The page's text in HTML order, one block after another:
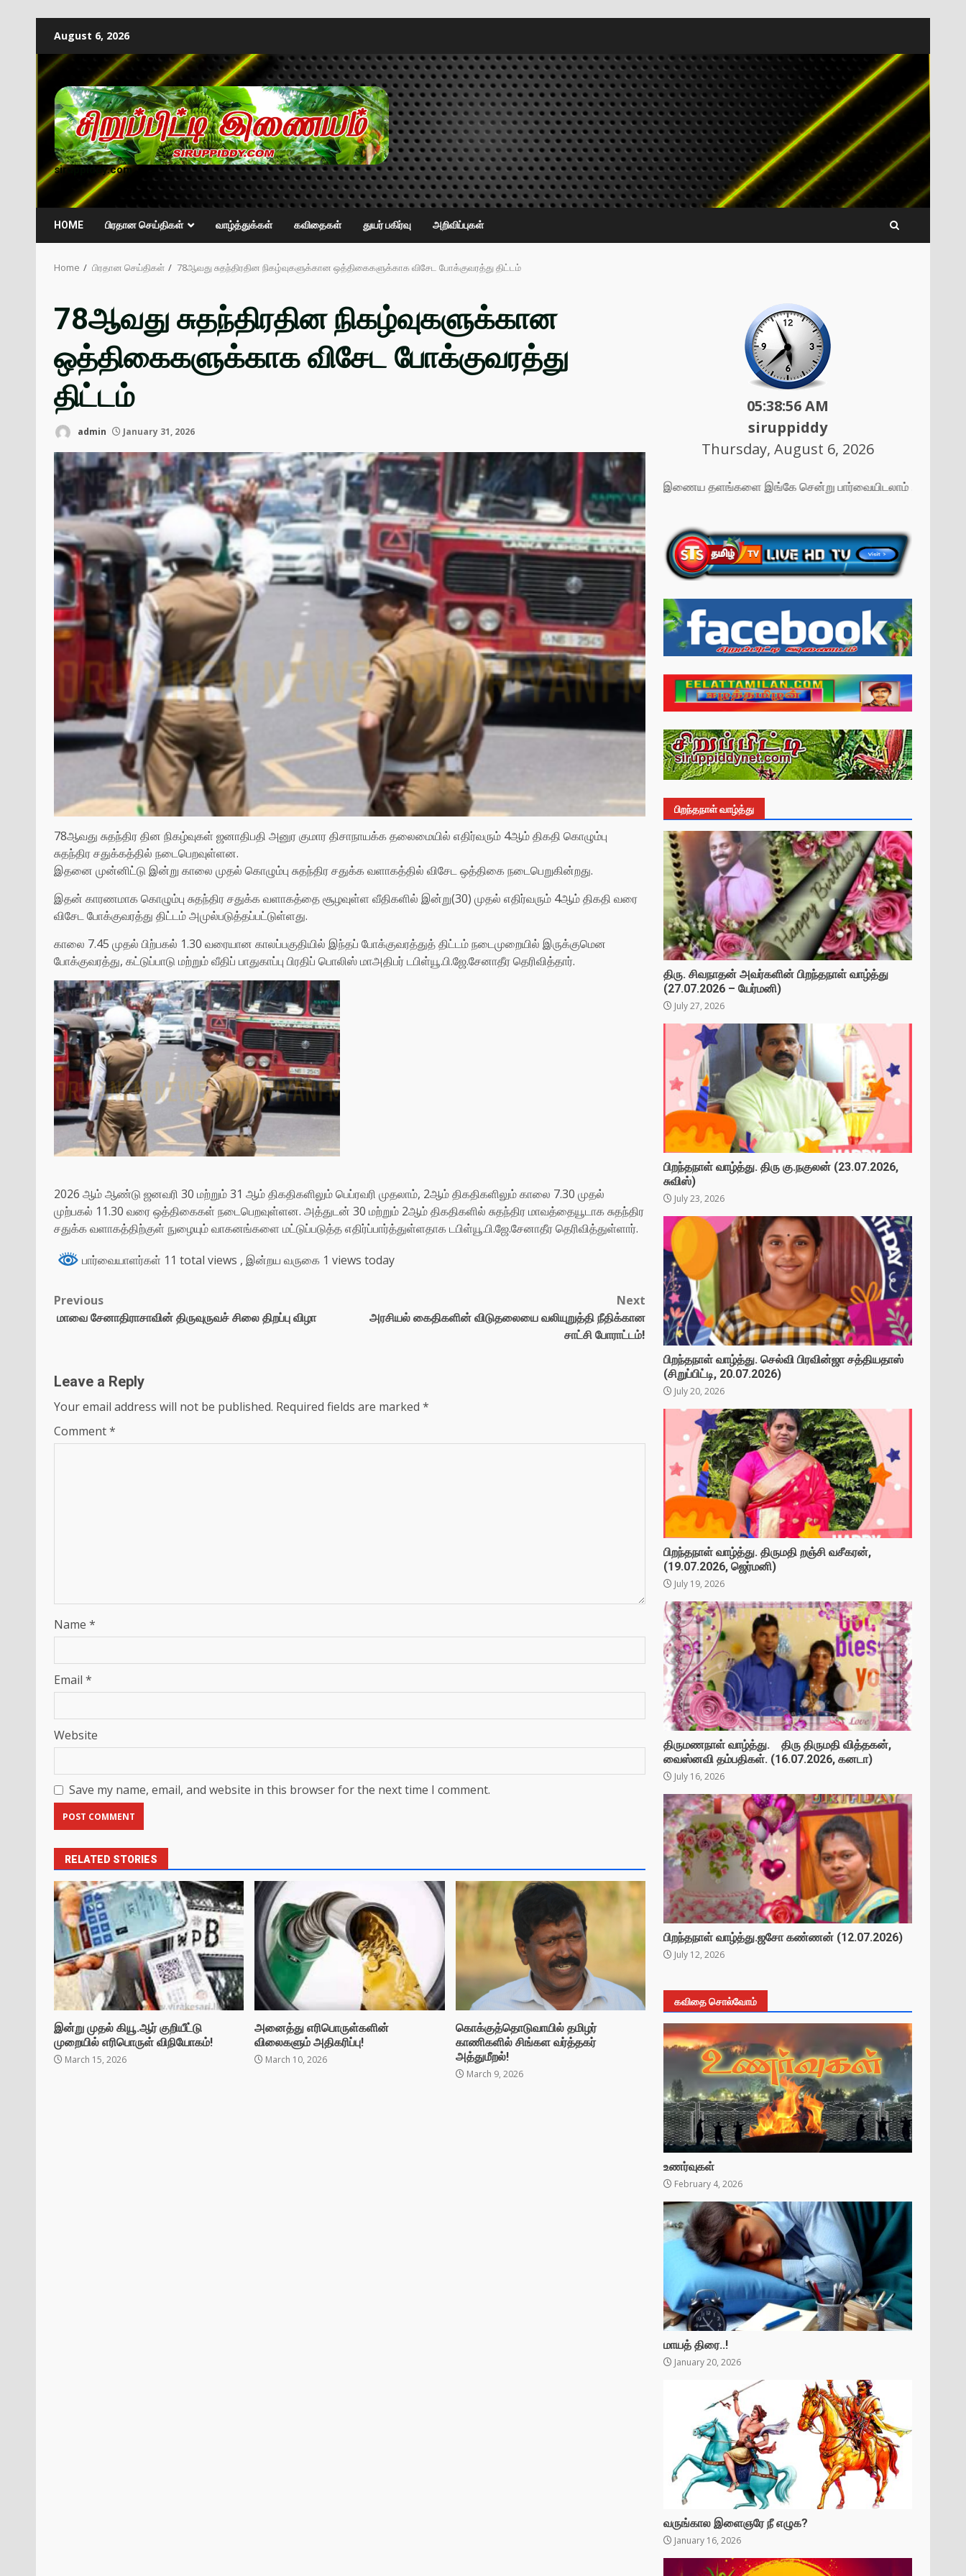
August 6, 2026
siruppiddy.com
HOME பிரதான செய்திகள் வாழ்த்துக்கள் கவிதைகள் துயர் பகிர்வு அறிவிப்புகள்
Home பிரதான செய்திகள் 78ஆவது சுதந்திரதின நிகழ்வுகளுக்கான ஒத்திகைகளுக்காக விசேட போக்குவரத்து திட்டம்
78ஆவது சுதந்திரதின நிகழ்வுகளுக்கான
ஒத்திகைகளுக்காக விசேட போக்குவரத்து
திட்டம்
admin January 31, 2026
78ஆவது சுதந்திர தின நிகழ்வுகள் ஜனாதிபதி அனுர குமார திசாநாயக்க தலைமையில் எதிர்வரும் 4ஆம் திகதி கொழும்பு
சுதந்திர சதுக்கத்தில் நடைபெறவுள்ளன.
இதனை முன்னிட்டு இன்று காலை முதல் கொழும்பு சுதந்திர சதுக்க வளாகத்தில் விசேட ஒத்திகை நடைபெறுகின்றது.
இதன் காரணமாக கொழும்பு சுதந்திர சதுக்க வளாகத்தை சூழவுள்ள வீதிகளில் இன்று(30) முதல் எதிர்வரும் 4ஆம் திகதி வரை
விசேட போக்குவரத்து திட்டம் அமுல்படுத்தப்பட்டுள்ளது.
காலை 7.45 முதல் பிற்பகல் 1.30 வரையான காலப்பகுதியில் இந்தப் போக்குவரத்துத் திட்டம் நடைமுறையில் இருக்குமென
போக்குவரத்து, கட்டுப்பாடு மற்றும் வீதிப் பாதுகாப்பு பிரதிப் பொலிஸ் மாஅதிபர் டபிள்யூ.பி.ஜே.சேனாதீர தெரிவித்தார்.
2026 ஆம் ஆண்டு ஜனவரி 30 மற்றும் 31 ஆம் திகதிகளிலும் பெப்ரவரி முதலாம், 2ஆம் திகதிகளிலும் காலை 7.30 முதல்
முற்பகல் 11.30 வரை ஒத்திகைகள் நடைபெறவுள்ளன. அத்துடன் 30 மற்றும் 2ஆம் திகதிகளில் சுதந்திர மாவத்தையூடாக சுதந்திர
சதுக்க வளாகத்திற்குள் நுழையும் வாகனங்களை மட்டுப்படுத்த எதிர்ப்பார்த்துள்ளதாக டபிள்யூ.பி.ஜே.சேனாதீர தெரிவித்துள்ளார்.
பார்வையாளர்கள் 11 total views , இன்றய வருகை 1 views today
Previous
மாவை சேனாதிராசாவின் திருவுருவச் சிலை திறப்பு விழா
Next
அரசியல் கைதிகளின் விடுதலையை வலியுறுத்தி நீதிக்கான
சாட்சி போராட்டம்!
Leave a Reply
Your email address will not be published. Required fields are marked *
Comment*
Name *
Email *
Website
Save my name, email, and website in this browser for the next time I comment.
RELATED STORIES
இன்று முதல் கியூ.ஆர் குறியீட்டு
முறையில் எரிபொருள் விநியோகம்!
March 15, 2026
அனைத்து எரிபொருள்களின்
விலைகளும் அதிகரிப்பு!
March 10, 2026
கொக்குத்தொடுவாயில் தமிழர்
காணிகளில் சிங்கள வர்த்தகர்
அத்துமீறல்!
March 9, 2026
05:38:58 AM
siruppiddy
Thursday, August 6, 2026
எமது இணைய தளங்களை இங்கே சென்று பார்வையிடலாம் ....
பிறந்தநாள் வாழ்த்து
திரு. சிவநாதன் அவர்களின் பிறந்தநாள் வாழ்த்து
(27.07.2026 – யேர்மனி)
July 27, 2026
பிறந்தநாள் வாழ்த்து. திரு கு.நகுலன் (23.07.2026,
சுவிஸ்)
July 23, 2026
பிறந்தநாள் வாழ்த்து. செல்வி பிரவின்ஜா சத்தியதாஸ்
(சிறுப்பிட்டி, 20.07.2026)
July 20, 2026
பிறந்தநாள் வாழ்த்து. திருமதி றஞ்சி வசீகரன்,
(19.07.2026, ஜெர்மனி)
July 19, 2026
திருமணநாள் வாழ்த்து. திரு திருமதி வித்தகன்,
வைஸ்னவி தம்பதிகள். (16.07.2026, கனடா)
July 16, 2026
பிறந்தநாள் வாழ்த்து.ஜசோ கண்ணன் (12.07.2026)
July 12, 2026
கவிதை சொல்வோம்
உணர்வுகள்
February 4, 2026
மாயத் திரை..!
January 20, 2026
வருங்கால இளைஞரே நீ எழுக?
January 16, 2026